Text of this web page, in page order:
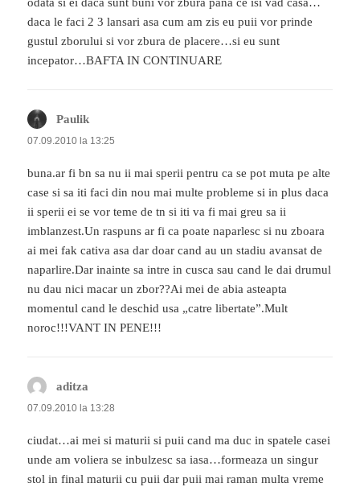
daca le faci 2 3 lansari asa cum am zis eu puii vor prinde
gustul zborului si vor zbura de placere…si eu sunt
incepator…BAFTA IN CONTINUARE
Paulik
07.09.2010 la 13:25
buna.ar fi bn sa nu ii mai sperii pentru ca se pot muta pe alte
case si sa iti faci din nou mai multe probleme si in plus daca
ii sperii ei se vor teme de tn si iti va fi mai greu sa ii
imblanzest.Un raspuns ar fi ca poate naparlesc si nu zboara
ai mei fak cativa asa dar doar cand au un stadiu avansat de
naparlire.Dar inainte sa intre in cusca sau cand le dai drumul
nu dau nici macar un zbor??Ai mei de abia asteapta
momentul cand le deschid usa „catre libertate”.Mult
noroc!!!VANT IN PENE!!!
aditza
07.09.2010 la 13:28
ciudat…ai mei si maturii si puii cand ma duc in spatele casei
unde am voliera se inbulzesc sa iasa…formeaza un singur
stol in final maturii cu puii dar puii mai raman multa vreme